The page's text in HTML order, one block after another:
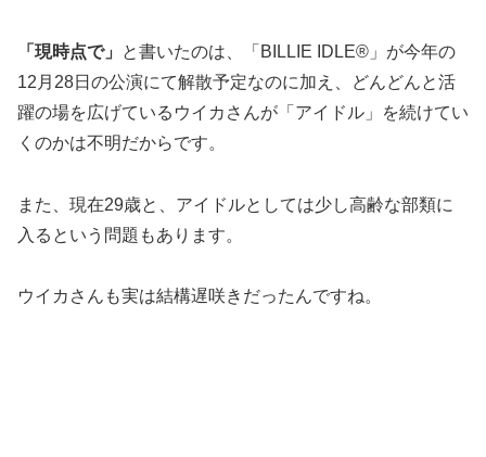
「現時点で」
と書いたのは、「BILLIE IDLE®」が今年の
12月28日の公演にて解散予定なのに加え、どんどんと活
躍の場を広げているウイカさんが「アイドル」を続けてい
くのかは不明だからです。
また、現在29歳と、アイドルとしては少し高齢な部類に
入るという問題もあります。
ウイカさんも実は結構遅咲きだったんですね。